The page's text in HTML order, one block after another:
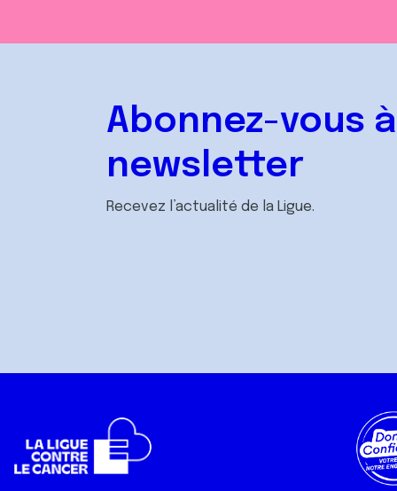
Abonnez-vous
newsletter
Recevez l’actualité de la Ligue.